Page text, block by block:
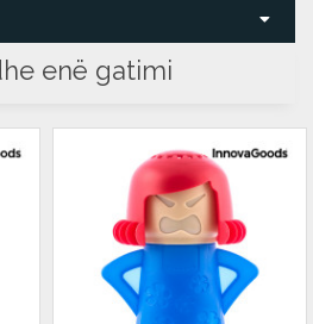
enë gatimi